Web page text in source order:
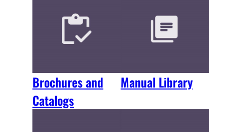
Brochures and
Catalogs
Manual Library